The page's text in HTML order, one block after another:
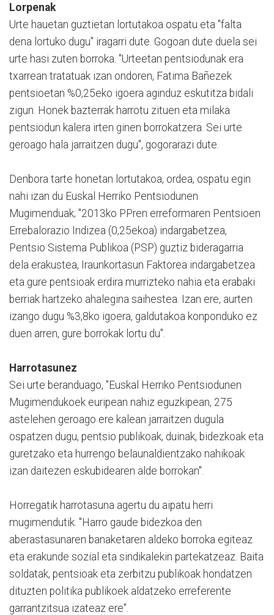
Lorpenak
Urte hauetan guztietan lortutakoa ospatu eta "falta
dena lortuko dugu" iragarri dute. Gogoan dute duela sei
urte hasi zuten borroka. "Urteetan pentsiodunak era
txarrean tratatuak izan ondoren, Fatima Bañezek
pentsioetan %0,25eko igoera aginduz eskutitza bidali
zigun. Honek bazterrak harrotu zituen eta milaka
pentsiodun kalera irten ginen borrokatzera. Sei urte
geroago hala jarraitzen dugu", gogorarazi dute.
Denbora tarte honetan lortutakoa, ordea, ospatu egin
nahi izan du Euskal Herriko Pentsiodunen
Mugimenduak; "2013ko PPren erreformaren Pentsioen
Errebalorazio Indizea (0,25ekoa) indargabetzea,
Pentsio Sistema Publikoa (PSP) guztiz bideragarria
dela erakustea, Iraunkortasun Faktorea indargabetzea
eta gure pentsioak erdira murrizteko nahia eta erabaki
berriak hartzeko ahalegina saihestea. Izan ere, aurten
izango dugu %3,8ko igoera, galdutakoa konponduko ez
duen arren, gure borrokak lortu du".
Harrotasunez
Sei urte beranduago, "Euskal Herriko Pentsiodunen
Mugimendukoek euripean nahiz eguzkipean, 275
astelehen geroago ere kalean jarraitzen dugula
ospatzen dugu, pentsio publikoak, duinak, bidezkoak eta
guretzako eta hurrengo belaunaldientzako nahikoak
izan daitezen eskubidearen alde borrokan".
Horregatik harrotasuna agertu du aipatu herri
mugimendutik. "Harro gaude bidezkoa den
aberastasunaren banaketaren aldeko borroka egiteaz
eta erakunde sozial eta sindikalekin partekatzeaz. Baita
soldatak, pentsioak eta zerbitzu publikoak hondatzen
dituzten politika publikoek aldatzeko erreferente
garrantzitsua izateaz ere".